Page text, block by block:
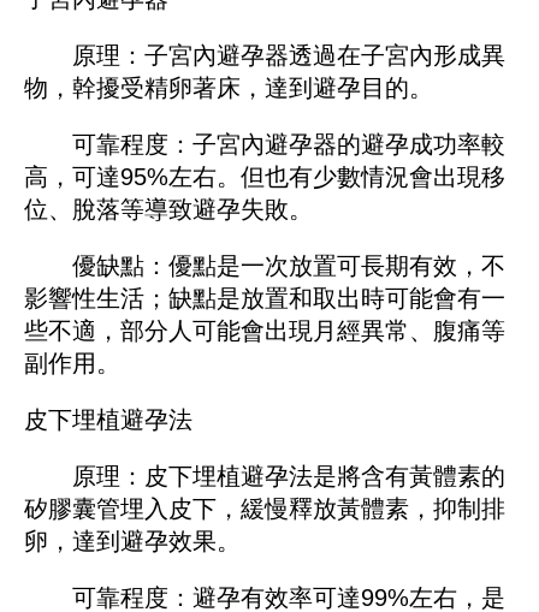
原理：子宮內避孕器透過在子宮內形成異
物，幹擾受精卵著床，達到避孕目的。
可靠程度：子宮內避孕器的避孕成功率較
高，可達95%左右。但也有少數情況會出現移
位、脫落等導致避孕失敗。
優缺點：優點是一次放置可長期有效，不
影響性生活；缺點是放置和取出時可能會有一
些不適，部分人可能會出現月經異常、腹痛等
副作用。
皮下埋植避孕法
原理：皮下埋植避孕法是將含有黃體素的
矽膠囊管埋入皮下，緩慢釋放黃體素，抑制排
卵，達到避孕效果。
可靠程度：避孕有效率可達99%左右，是